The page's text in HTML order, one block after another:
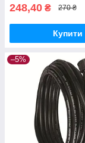
248,40 ₴ 270 ₴
Купити
–5%